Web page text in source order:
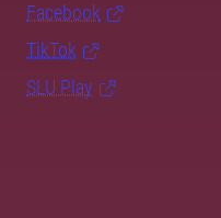
Facebook
TikTok
SLU Play